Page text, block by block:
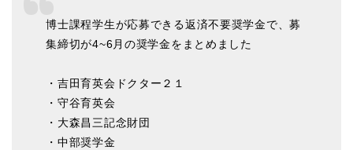
博士課程学生が応募できる返済不要奨学金で、募
集締切が4~6月の奨学金をまとめました
・吉田育英会ドクター２１
・守谷育英会
・大森昌三記念財団
・中部奨学金